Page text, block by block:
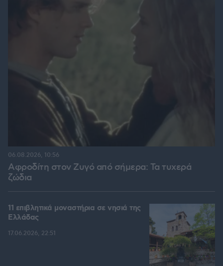
Αφροδίτη στον Ζυγό από σήμερα: Τα τυχερά
ζώδια
06.08.2026, 10:56
11 επιβλητικά μοναστήρια σε νησιά της
Ελλάδας
17.06.2026, 22:51